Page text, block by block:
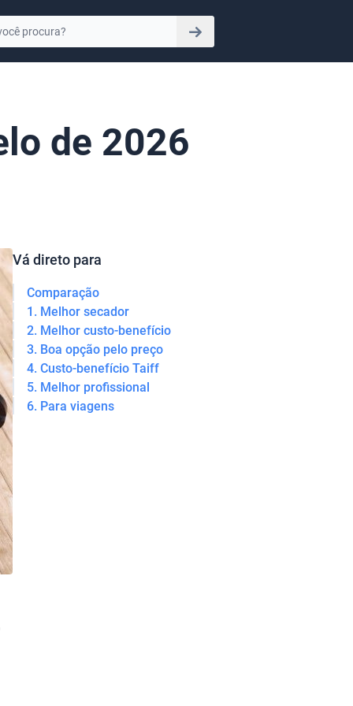
de 2026
Vá direto para
Comparação
1. Melhor secador
2. Melhor custo-benefício
3. Boa opção pelo preço
4. Custo-benefício Taiff
5. Melhor profissional
6. Para viagens